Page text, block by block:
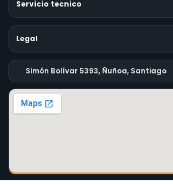
Servicio tecnico
Legal
Simón Bolívar 5393, Ñuñoa, Santiago